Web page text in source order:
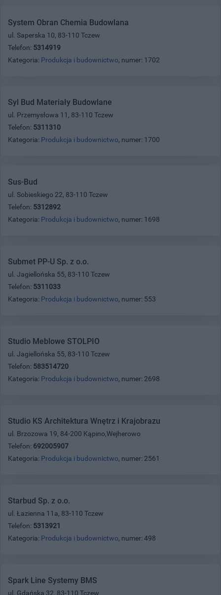
System Obran Chemia Budowlana
ul. Saperska 10, 83-110 Tczew
Telefon: 5314919
Kategoria: Produkcja i budownictwo, numer: 1702
Syl Bud Materiały Budowlane
ul. Przemysłowa 11, 83-110 Tczew
Telefon: 5311310
Kategoria: Produkcja i budownictwo, numer: 1700
Sus-Bud
ul. Sobieskiego 22, 83-110 Tczew
Telefon: 5312892
Kategoria: Produkcja i budownictwo, numer: 1698
Submet PP-U Sp. z o.o.
ul. Jagiellońska 55, 83-110 Tczew
Telefon: 5311033
Kategoria: Produkcja i budownictwo, numer: 553
Studio Meblowe STOLPIO
ul. Jagiellońska 55, 83-110 Tczew
Telefon: 583514720
Kategoria: Produkcja i budownictwo, numer: 2698
Studio KS Architektura Wnętrz i Krajobrazu
ul. Brzozowa 19, 84-200 Kąpino,Wejherowo
Telefon: 692005907
Kategoria: Produkcja i budownictwo, numer: 2561
Starbud Sp. z o.o.
ul. Łazienna 11a, 83-110 Tczew
Telefon: 5313921
Kategoria: Produkcja i budownictwo, numer: 498
Spark Line Systemy BMS
ul. Gdańska 32, 83-110 Tczew